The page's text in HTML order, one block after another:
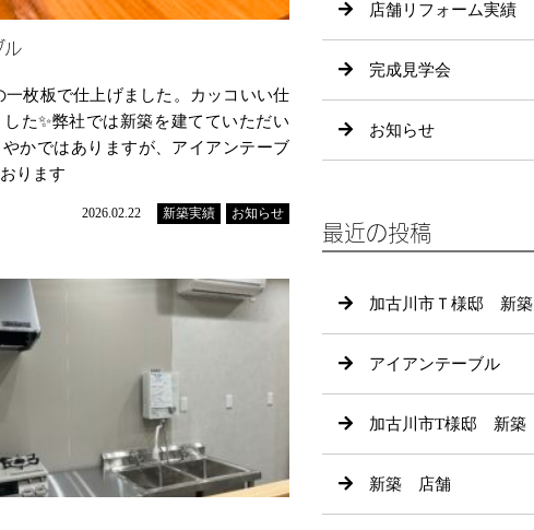
ル
一枚板で仕上げました。カッコいい仕
した✨弊社では新築を建てていただい
かではありますが、アイアンテーブ
ります
2026.02.22 新築実績 お知らせ
店舗リフォーム実績
完成見学会
お知らせ
最近の投稿
加古川市Ｔ様邸 新築
アイアンテーブル
加古川市T様邸 新築
新築 店舗